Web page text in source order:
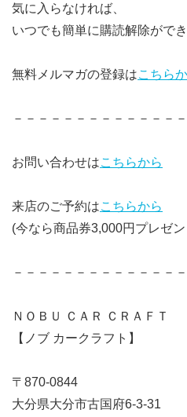
気に入らなければ、
いつでも簡単に購読解除ができ
無料メルマガの登録はこちら
－－－－－－－－－－－－－
お問い合わせはこちらから
来店のご予約はこちらから
(今なら商品券3,000円プレゼ
－－－－－－－－－－－－－
ＮＯＢＵ ＣＡＲ ＣＲＡＦＴ
【ノブ カークラフト】
〒870-0844
大分県大分市古国府6-3-31